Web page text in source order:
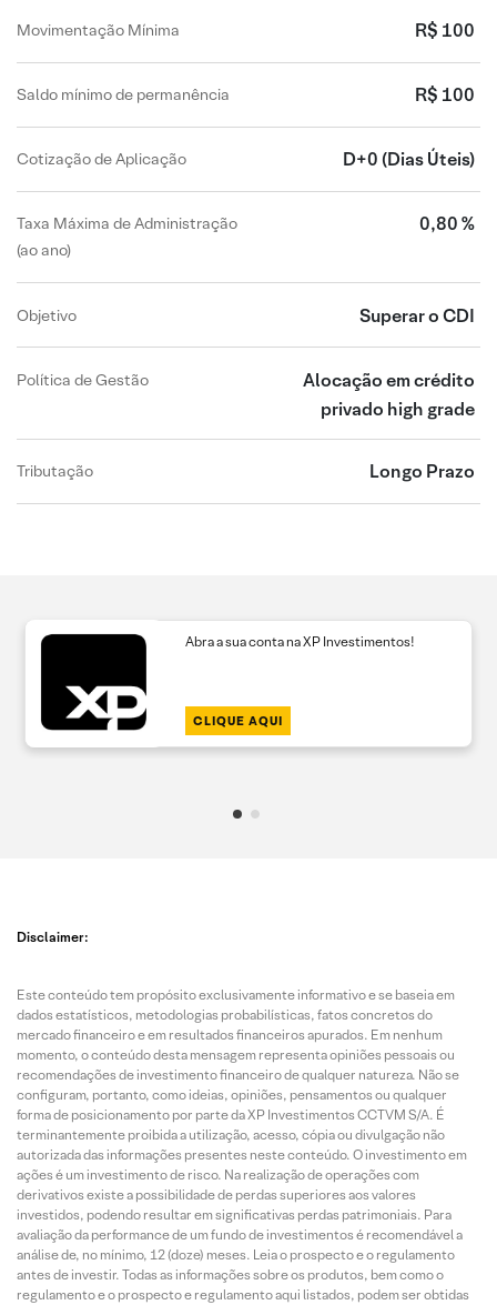
Movimentação Mínima R$ 100
Saldo mínimo de permanência R$ 100
Cotização de Aplicação D+0 (Dias Úteis)
Taxa Máxima de Administração
(ao ano)
0,80 %
Objetivo Superar o CDI
Política de Gestão
Alocação em crédito
privado high grade
Tributação Longo Prazo
Abra a sua conta na XP Investimentos!
CLIQUE AQUI
Disclaimer:
Este conteúdo tem propósito exclusivamente informativo e se baseia em
dados estatísticos, metodologias probabilísticas, fatos concretos do
mercado financeiro e em resultados financeiros apurados. Em nenhum
momento, o conteúdo desta mensagem representa opiniões pessoais ou
recomendações de investimento financeiro de qualquer natureza. Não se
configuram, portanto, como ideias, opiniões, pensamentos ou qualquer
forma de posicionamento por parte da XP Investimentos CCTVM S/A. É
terminantemente proibida a utilização, acesso, cópia ou divulgação não
autorizada das informações presentes neste conteúdo. O investimento em
ações é um investimento de risco. Na realização de operações com
derivativos existe a possibilidade de perdas superiores aos valores
investidos, podendo resultar em significativas perdas patrimoniais. Para
avaliação da performance de um fundo de investimentos é recomendável a
análise de, no mínimo, 12 (doze) meses. Leia o prospecto e o regulamento
antes de investir. Todas as informações sobre os produtos, bem como o
regulamento e o prospecto e regulamento aqui listados, podem ser obtidas